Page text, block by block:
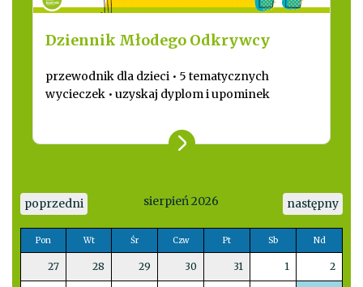
Dziennik Młodego Odkrywcy
przewodnik dla dzieci • 5 tematycznych
wycieczek • uzyskaj dyplom i upominek
poprzedni sierpień 2026 następny
Pon Wt Śr Czw Pt Sb Nd
27 28 29 30 31 1 2